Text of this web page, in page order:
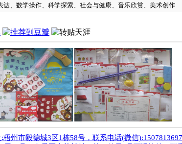
、数学操作、科学探索、社会与健康、音乐欣赏、美术创作
州市毅德城3区1栋58号，联系电话(微信